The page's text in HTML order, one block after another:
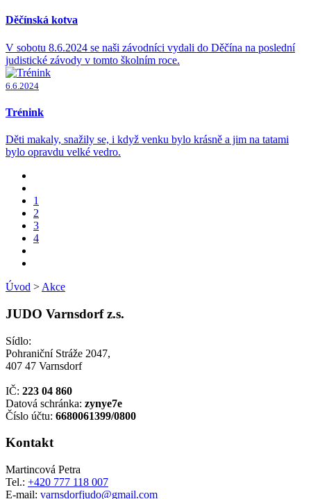
Děčínská kotva
V sobotu 8.6.2024 se naši závodníci vydali do Děčína na poslední
judistické závody v tomto školním roce.
6.6.2024
Trénink
Děti makaly, snažily se, i když venku bylo krásně a jim na tatami
bylo opravdu velké vedro.
1
2
3
4
Úvod > Akce
JUDO Varnsdorf z.s.
Sídlo:
Pohraniční Stráže 2047,
407 47 Varnsdorf
IČ: 223 04 860
Datová schránka: zynye7e
Číslo účtu: 6680061399/0800
Kontakt
Martincová Petra
Tel.: +420 777 118 007
E-mail: varnsdorfjudo@gmail.com